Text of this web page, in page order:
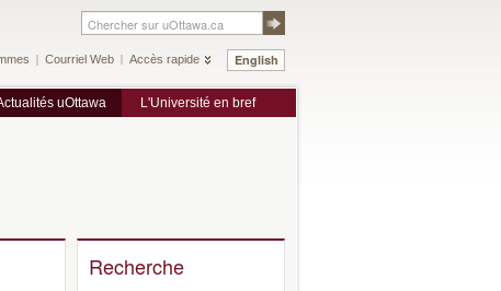
English
Courriel Web Accès rapide
uOttawa L'Université en bref
Recherche